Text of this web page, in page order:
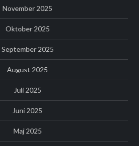
November 2025
Oktober 2025
September 2025
August 2025
Juli 2025
Juni 2025
Maj 2025